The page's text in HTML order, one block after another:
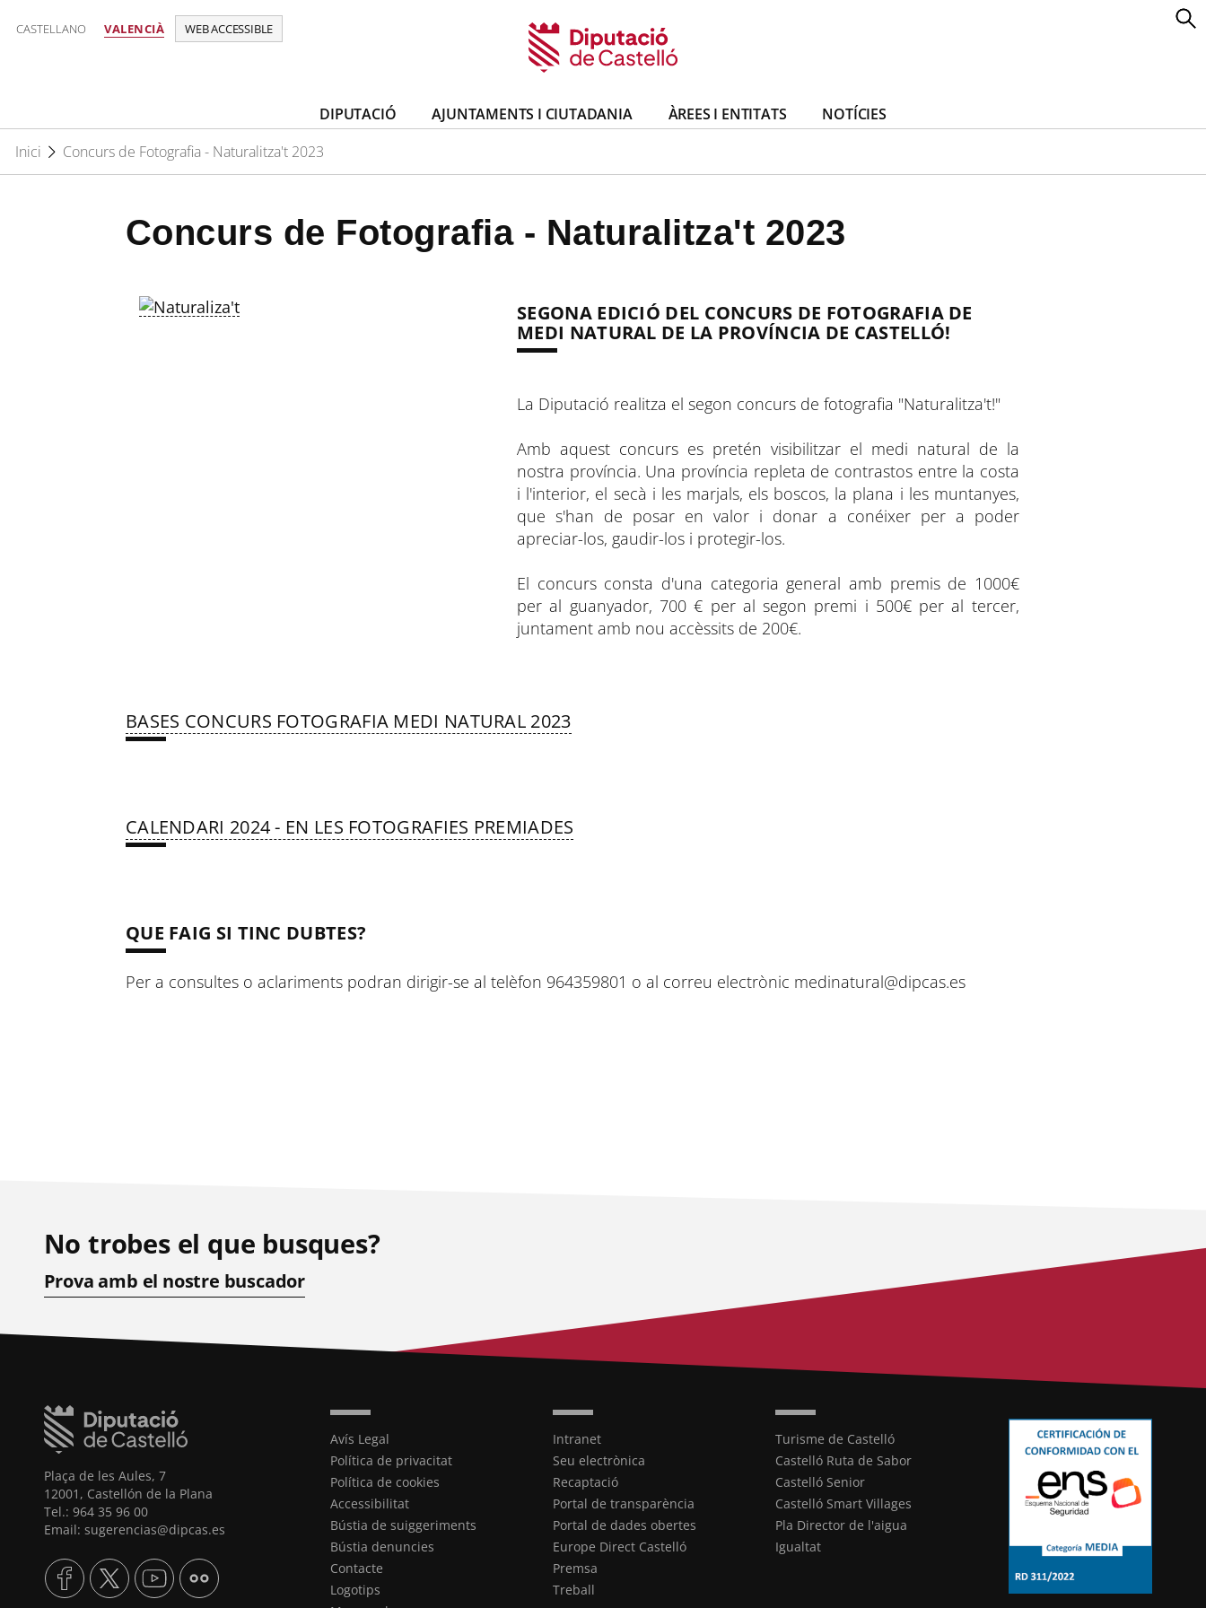
CASTELLANO VALENCIÀ WEB ACCESSIBLE
DIPUTACIÓ AJUNTAMENTS I CIUTADANIA ÀREES I ENTITATS
NOTÍCIES
Inici
Concurs de Fotografia - Naturalitza't 2023
Concurs de Fotografia - Naturalitza't 2023
SEGONA EDICIÓ DEL CONCURS DE FOTOGRAFIA DE
MEDI NATURAL DE LA PROVÍNCIA DE CASTELLÓ!
La Diputació realitza el segon concurs de fotografia "Naturalitza't!"
Amb aquest concurs es pretén visibilitzar el medi natural de la
nostra província. Una província repleta de contrastos entre la costa
i l'interior, el secà i les marjals, els boscos, la plana i les muntanyes,
que s'han de posar en valor i donar a conéixer per a poder
apreciar-los, gaudir-los i protegir-los.
El concurs consta d'una categoria general amb premis de 1000€
per al guanyador, 700 € per al segon premi i 500€ per al tercer,
juntament amb nou accèssits de 200€.
BASES CONCURS FOTOGRAFIA MEDI NATURAL 2023
CALENDARI 2024 - EN LES FOTOGRAFIES PREMIADES
QUE FAIG SI TINC DUBTES?
Per a consultes o aclariments podran dirigir-se al telèfon 964359801 o al correu electrònic medinatural@dipcas.es
No trobes el que busques?
Prova amb el nostre buscador
Plaça de les Aules, 7
12001, Castellón de la Plana
Tel.: 964 35 96 00
Email: sugerencias@dipcas.es
Avís Legal
Política de privacitat
Política de cookies
Accessibilitat
Bústia de suiggeriments
Bústia denuncies
Contacte
Logotips
Intranet
Seu electrònica
Recaptació
Portal de transparència
Portal de dades obertes
Europe Direct Castelló
Premsa
Treball
Turisme de Castelló
Castelló Ruta de Sabor
Castelló Senior
Castelló Smart Villages
Pla Director de l'aigua
Igualtat